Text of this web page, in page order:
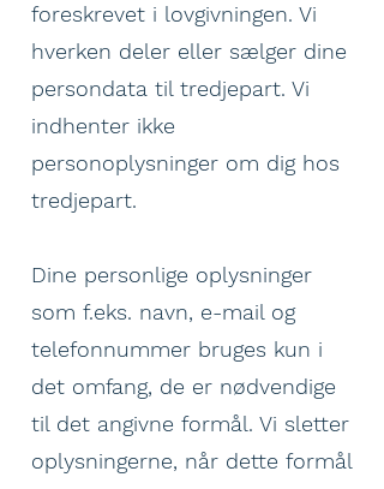
foreskrevet i lovgivningen. Vi
hverken deler eller sælger dine
persondata til tredjepart. Vi
indhenter ikke
personoplysninger om dig hos
tredjepart.
Dine personlige oplysninger
som f.eks. navn, e-mail og
telefonnummer bruges kun i
det omfang, de er nødvendige
til det angivne formål. Vi sletter
oplysningerne, når dette formål